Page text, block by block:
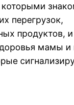
которыми
перегрузок,
продуктов, и
здоровья мамы